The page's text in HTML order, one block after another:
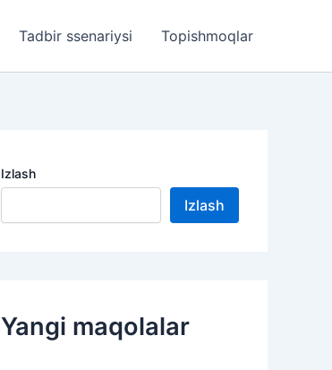
Tadbir ssenariysi Topishmoqlar
Izlash
Izlash
Yangi maqolalar